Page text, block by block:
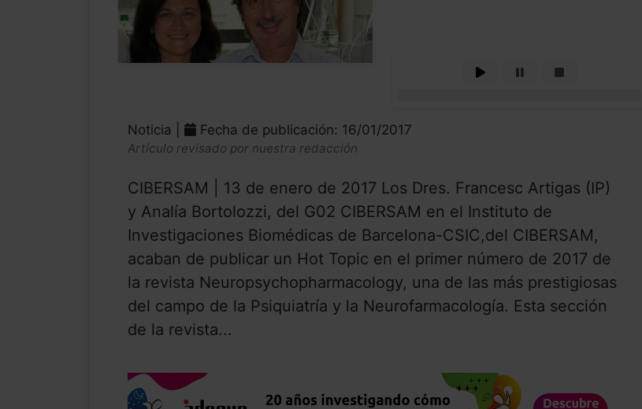
Noticia | Fecha de publicación: 16/01/2017
Artículo revisado por nuestra redacción
CIBERSAM | 13 de enero de 2017 Los Dres. Francesc Artigas (IP)
y Analía Bortolozzi, del G02 CIBERSAM en el Instituto de
Investigaciones Biomédicas de Barcelona-CSIC,del CIBERSAM,
acaban de publicar un Hot Topic en el primer número de 2017 de
la revista Neuropsychopharmacology, una de las más prestigiosas
del campo de la Psiquiatría y la Neurofarmacología. Esta sección
de la revista...